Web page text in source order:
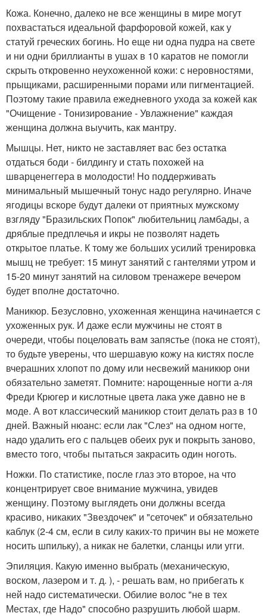
Кожа. Конечно, далеко не все женщины в мире могут
похвастаться идеальной фарфоровой кожей, как у
статуй греческих богинь. Но еще ни одна пудра на свете
и ни одни бриллианты в ушах в 10 каратов не помогли
скрыть откровенно неухоженной кожи: с неровностями,
прыщиками, расширенными порами или пигментацией.
Поэтому такие правила ежедневного ухода за кожей как
"Очищение - Тонизирование - Увлажнение" каждая
женщина должна выучить, как мантру.
Мышцы. Нет, никто не заставляет вас без остатка
отдаться боди - билдингу и стать похожей на
шварценеггера в молодости! Но поддерживать
минимальный мышечный тонус надо регулярно. Иначе
ягодицы вскоре будут далеки от приятных мужскому
взгляду "Бразильских Попок" любительниц ламбады, а
дряблые предплечья и икры не позволят надеть
открытое платье. К тому же больших усилий тренировка
мышц не требует: 15 минут занятий с гантелями утром и
15-20 минут занятий на силовом тренажере вечером
будет вполне достаточно.
Маникюр. Безусловно, ухоженная женщина начинается с
ухоженных рук. И даже если мужчины не стоят в
очереди, чтобы поцеловать вам запястье (пока не стоят),
то будьте уверены, что шершавую кожу на кистях после
вчерашних хлопот по дому или несвежий маникюр они
обязательно заметят. Помните: нарощенные ногти а-ля
Фреди Крюгер и кислотные цвета лака уже давно не в
моде. А вот классический маникюр стоит делать раз в 10
дней. Важный нюанс: если лак "Слез" на одном ногте,
надо удалить его с пальцев обеих рук и покрыть заново,
вместо того, чтобы пытаться закрасить один ноготь.
Ножки. По статистике, после глаз это второе, на что
концентрирует свое внимание мужчина, увидев
женщину. Поэтому выглядеть они должны всегда
красиво, никаких "Звездочек" и "сеточек" и обязательно
каблук (2-4 см, если в силу каких-то причин вы не можете
носить шпильку), а никак не балетки, сланцы или угги.
Эпиляция. Какую именно выбрать (механическую,
воском, лазером и т. д. ), - решать вам, но прибегать к
ней надо систематически. Обилие волос "не в тех
Местах, где Надо" способно разрушить любой шарм.